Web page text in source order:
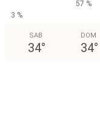
57 %
3 %
SAB
34°
DOM
34°